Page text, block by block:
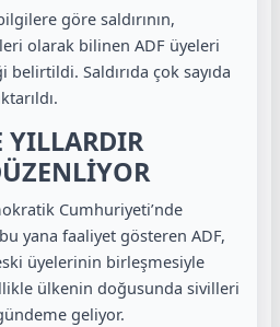
göre saldırının,
olarak bilinen ADF üyeleri
Saldırıda çok sayıda
YILLARDIR
Cumhuriyeti’nde
yana faaliyet gösteren ADF,
üyelerinin birleşmesiyle
ülkenin doğusunda sivilleri
geliyor.